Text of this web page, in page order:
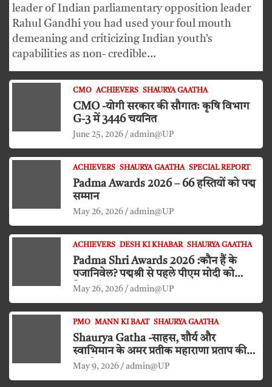
leader of Indian parliamentary opposition leader
Rahul Gandhi you had used your foul mouth
demeaning and criticizing Indian youth’s
capabilities as non- credible…
CMO ACHIEVERS SHAURYA GAATHA
CMO -योगी सरकार की सौगातः कृषि विभाग
G-3 में 3446 चयनित
June 25, 2026 admin@UP
ACHIEVERS SHAURYA GAATHA SPECIAL REPORT
Padma Awards 2026 – 66 हस्तियों को पद्म
सम्मान
May 26, 2026 admin@UP
ACHIEVERS DESH KI KHABAR SHAURYA GAATHA
Padma Shri Awards 2026 :कौन हैं के
पजानिवेल? पद्मश्री से पहले पीएम मोदी को
किया दंडवत प्रणाम
May 26, 2026 admin@UP
PMO MANN KI BAAT SHAURYA GAATHA
Shaurya Gatha -साहस, शौर्य और
स्वाभिमान के अमर प्रतीक महाराणा प्रताप की
जयंती
May 9, 2026 admin@UP